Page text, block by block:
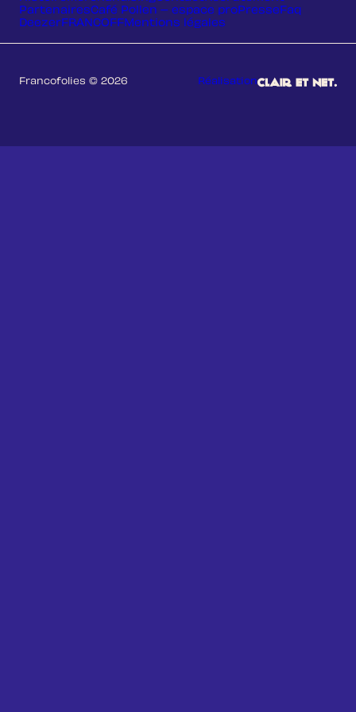
PartenairesCafé Pollen – espace proPresse Faq
DeezerFRANCOFFMentions légales
Francofolies © 2026 Réalisation